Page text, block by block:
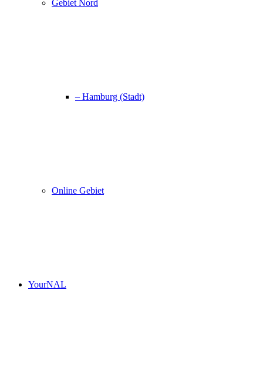
Gebiet Nord
– Hamburg (Stadt)
Online Gebiet
YourNAL